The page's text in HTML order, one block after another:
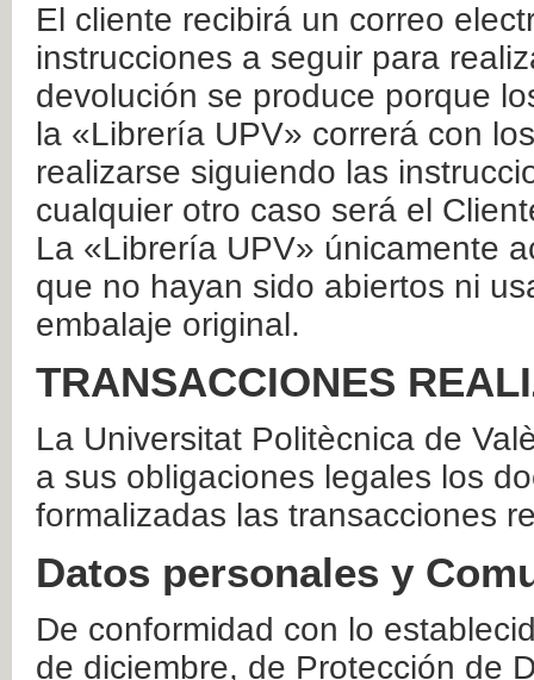
El cliente recibirá un correo
instrucciones a seguir para
devolución se produce porque
la «Librería UPV» correrá con
realizarse siguiendo las
cualquier otro caso será el
La «Librería UPV» únicamente
que no hayan sido abiertos ni
embalaje original.
TRANSACCIONES
La Universitat Politècnica de
a sus obligaciones legales los
formalizadas las transacciones
Datos personales y
De conformidad con lo
de diciembre, de Protección de